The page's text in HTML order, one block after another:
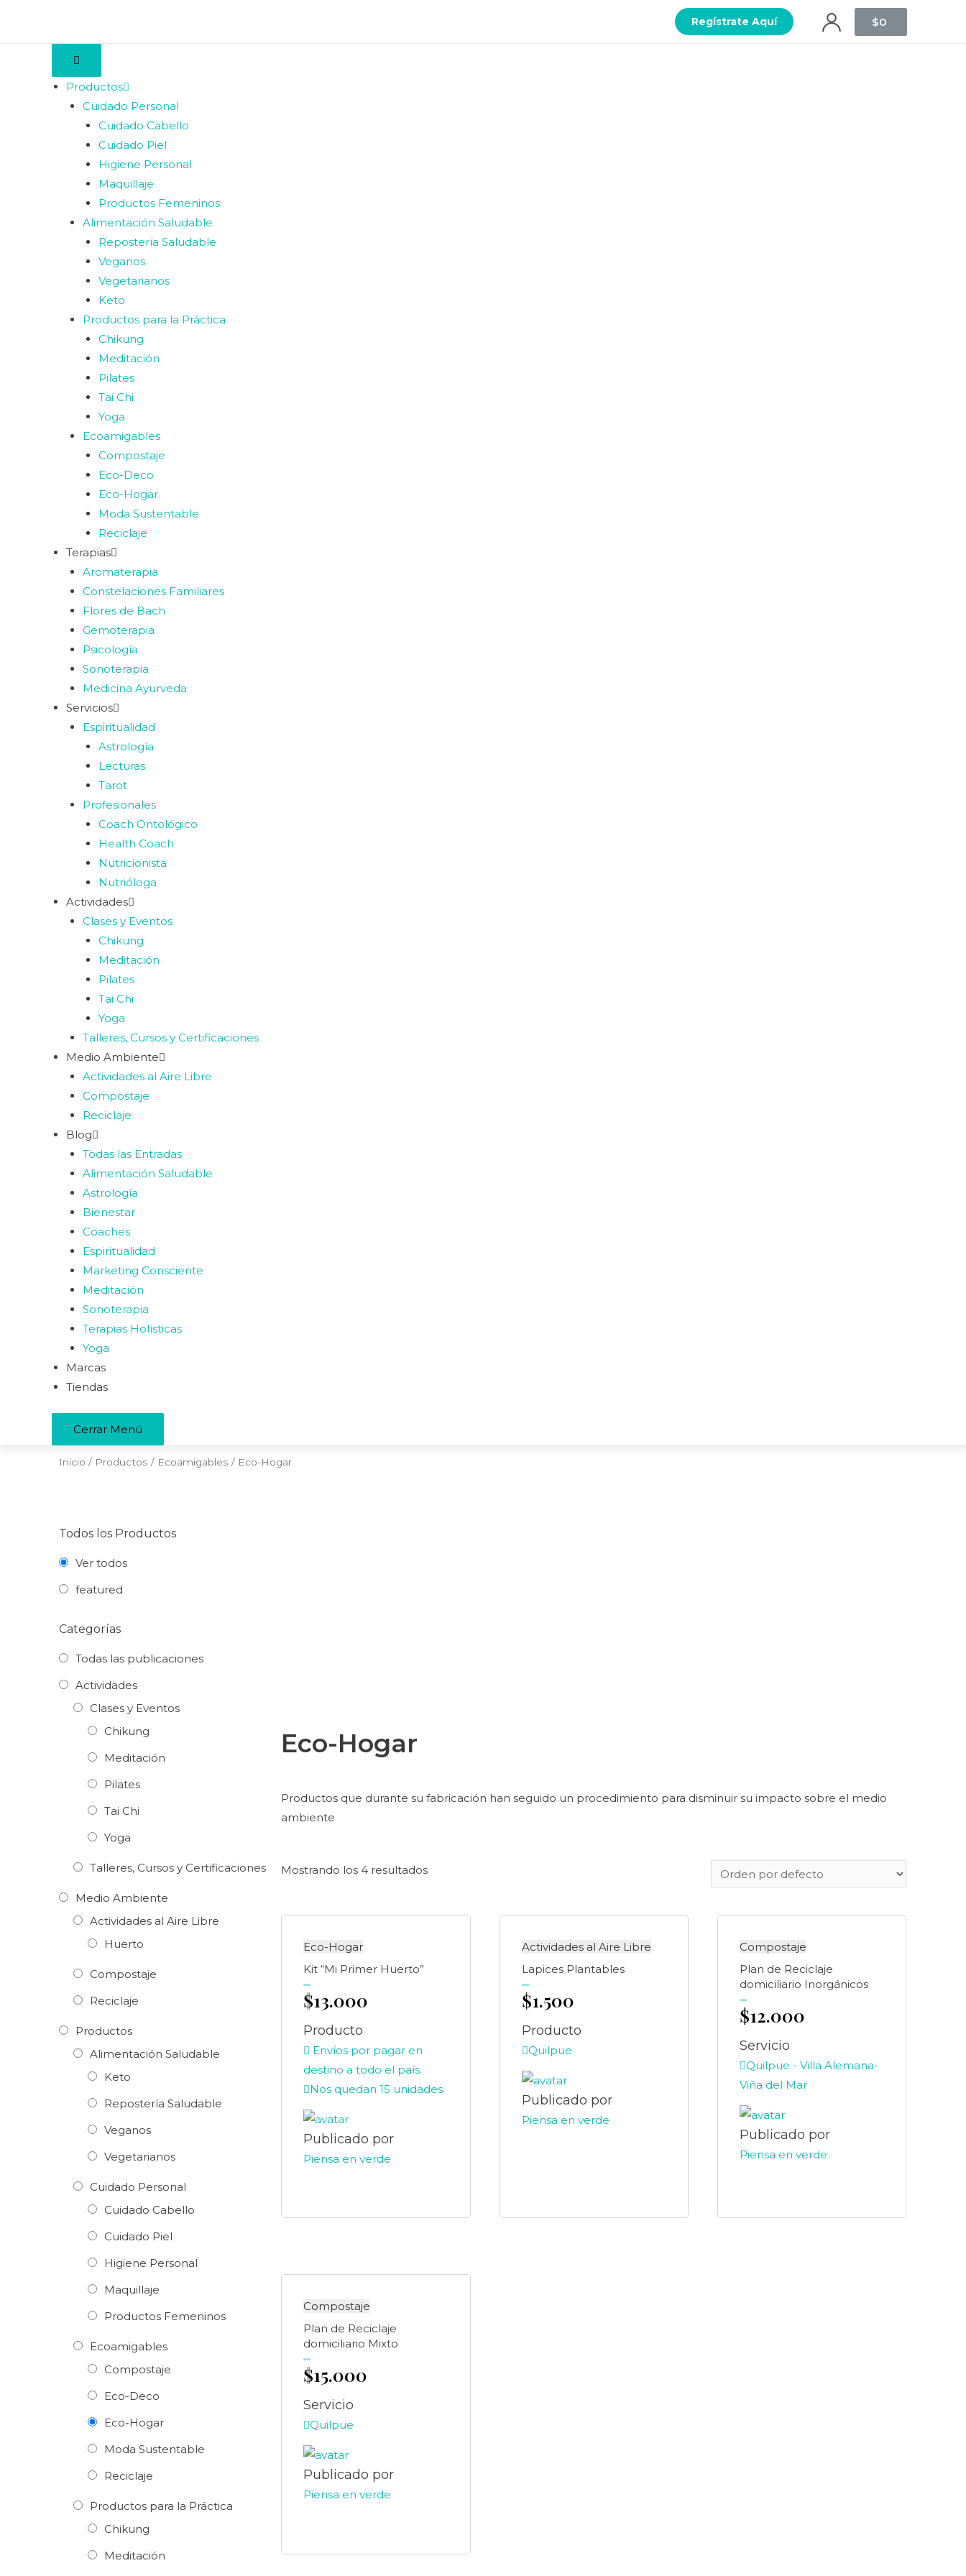
Regístrate Aquí $0
Productos
Cuidado Personal
Cuidado Cabello
Cuidado Piel
Higiene Personal
Maquillaje
Productos Femeninos
Alimentación Saludable
Repostería Saludable
Veganos
Vegetarianos
Keto
Productos para la Práctica
Chikung
Meditación
Pilates
Tai Chi
Yoga
Ecoamigables
Compostaje
Eco-Deco
Eco-Hogar
Moda Sustentable
Reciclaje
Terapias
Aromaterapia
Constelaciones Familiares
Flores de Bach
Gemoterapia
Psicología
Sonoterapia
Medicina Ayurveda
Servicios
Espiritualidad
Astrología
Lecturas
Tarot
Profesionales
Coach Ontológico
Health Coach
Nutricionista
Nutrióloga
Actividades
Clases y Eventos
Chikung
Meditación
Pilates
Tai Chi
Yoga
Talleres, Cursos y Certificaciones
Medio Ambiente
Actividades al Aire Libre
Compostaje
Reciclaje
Blog
Todas las Entradas
Alimentación Saludable
Astrología
Bienestar
Coaches
Espiritualidad
Marketing Consciente
Meditación
Sonoterapia
Terapias Holísticas
Yoga
Marcas
Tiendas
Cerrar Menú
Inicio / Productos / Ecoamigables / Eco-Hogar
Todos los Productos
Ver todos
featured
Categorías
Todas las publicaciones
Actividades
Clases y Eventos
Chikung
Meditación
Pilates
Tai Chi
Yoga
Talleres, Cursos y Certificaciones
Medio Ambiente
Actividades al Aire Libre
Huerto
Compostaje
Reciclaje
Productos
Alimentación Saludable
Keto
Repostería Saludable
Veganos
Vegetarianos
Cuidado Personal
Cuidado Cabello
Cuidado Piel
Higiene Personal
Maquillaje
Productos Femeninos
Ecoamigables
Compostaje
Eco-Deco
Eco-Hogar
Moda Sustentable
Reciclaje
Productos para la Práctica
Chikung
Meditación
Eco-Hogar
Productos que durante su fabricación han seguido un procedimiento para disminuir su impacto sobre el medio
ambiente
Mostrando los 4 resultados
Eco-Hogar
Kit “Mi Primer Huerto”
en
0
de
5$13.000
Producto
Envíos por pagar en
destino a todo el país.
Nos quedan 15 unidades.
Publicado por
Piensa en verde
Actividades al Aire Libre
Lapices Plantables
en
0
de
5$1.500
Producto
Quilpue
Publicado por
Piensa en verde
Compostaje
Plan de Reciclaje
domiciliario Inorgánicos
en
0
de
5$12.000
Servicio
Quilpue - Villa Alemana-
Viña del Mar
Publicado por
Piensa en verde
Compostaje
Plan de Reciclaje
domiciliario Mixto
en
0
de
5$15.000
Servicio
Quilpue
Publicado por
Piensa en verde